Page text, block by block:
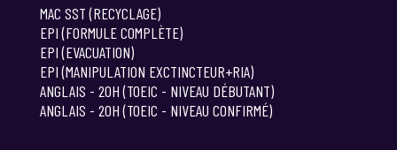
MAC SST (RECYCLAGE)
EPI (FORMULE COMPLÈTE)
EPI (EVACUATION)
EPI (MANIPULATION EXCTINCTEUR+RIA)
ANGLAIS - 20H (TOEIC - NIVEAU DÉBUTANT)
ANGLAIS - 20H (TOEIC - NIVEAU CONFIRMÉ)